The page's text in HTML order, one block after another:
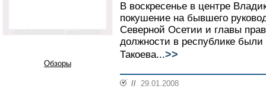
Обзоры
В воскресенье в центре
покушение на бывшего
Северной Осетии и главы
должности в республике
Такоева...>>
// 29.01.2008